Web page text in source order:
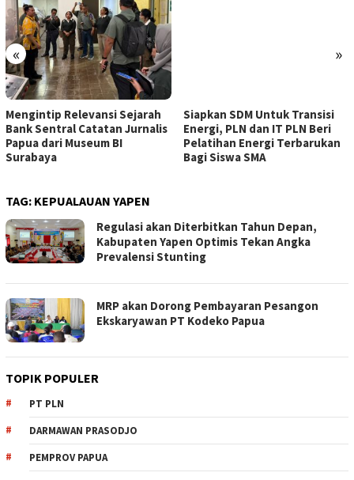
« »
Mengintip Relevansi Sejarah
Bank Sentral Catatan Jurnalis
Papua dari Museum BI
Surabaya
Siapkan SDM Untuk Transisi
Energi, PLN dan IT PLN Beri
Pelatihan Energi Terbarukan
Bagi Siswa SMA
TAG: KEPUALAUAN YAPEN
Regulasi akan Diterbitkan Tahun Depan,
Kabupaten Yapen Optimis Tekan Angka
Prevalensi Stunting
MRP akan Dorong Pembayaran Pesangon
Ekskaryawan PT Kodeko Papua
TOPIK POPULER
PT PLN
DARMAWAN PRASODJO
PEMPROV PAPUA